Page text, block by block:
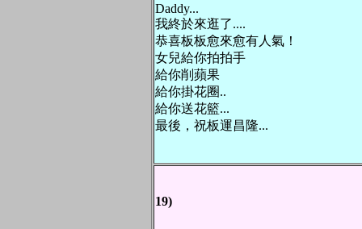
Daddy...
我終於來逛了....
恭喜板板愈來愈有人氣！
女兒給你拍拍手
給你削蘋果
給你掛花圈..
給你送花籃...
最後，祝板運昌隆...
19)